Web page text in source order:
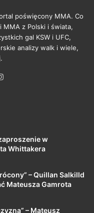
poświęcony MMA. Co
z Polski i świata,
gal KSW i UFC,
analizy walk i wiele,
w
Whittakera
– Quillan Salkilld
Mateusza Gamrota
– Mateusz